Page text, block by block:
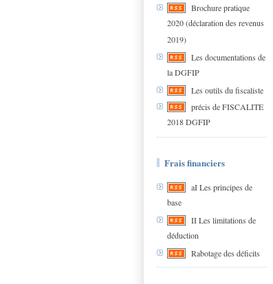
Brochure pratique
2020 (déclaration des revenus
2019)
Les documentations de
la DGFIP
Les outils du fiscaliste
précis de FISCALITE
2018 DGFIP
Frais financiers
aI Les principes de
base
II Les limitations de
déduction
Rabotage des déficits